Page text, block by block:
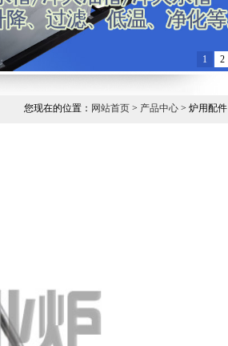
1 2
您现在的位置： 网站首页 > 产品中心 > 炉用配件